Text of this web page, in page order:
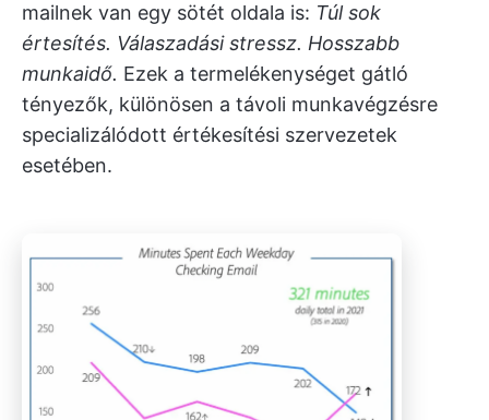
mailnek van egy sötét oldala is: Túl sok
értesítés. Válaszadási stressz. Hosszabb
munkaidő. Ezek a termelékenységet gátló
tényezők, különösen a távoli munkavégzésre
specializálódott értékesítési szervezetek
esetében.